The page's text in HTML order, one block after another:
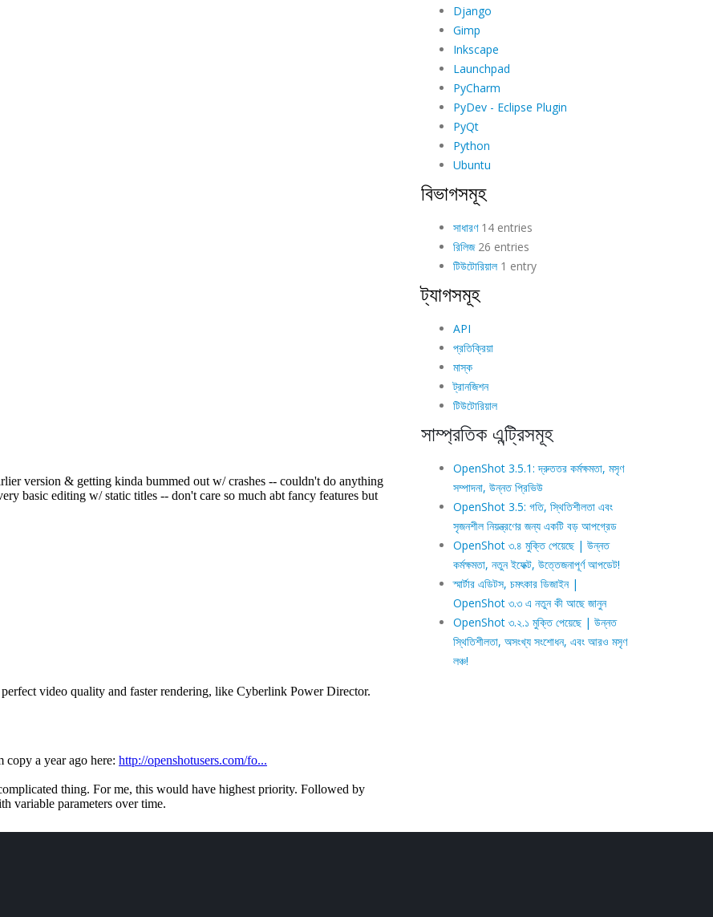
Django
Gimp
Inkscape
Launchpad
PyCharm
PyDev - Eclipse Plugin
PyQt
Python
Ubuntu
বিভাগসমূহ
সাধারণ14 entries
রিলিজ26 entries
টিউটোরিয়াল1 entry
ট্যাগসমূহ
API
প্রতিক্রিয়া
মাস্ক
ট্রানজিশন
টিউটোরিয়াল
সাম্প্রতিক এন্ট্রিসমূহ
OpenShot 3.5.1: দ্রুততর কর্মক্ষমতা, মসৃণ
সম্পাদনা, উন্নত প্রিভিউ
OpenShot 3.5: গতি, স্থিতিশীলতা এবং
সৃজনশীল নিয়ন্ত্রণের জন্য একটি বড় আপগ্রেড
OpenShot ৩.৪ মুক্তি পেয়েছে | উন্নত
কর্মক্ষমতা, নতুন ইফেক্ট, উত্তেজনাপূর্ণ আপডেট!
স্মার্টার এডিটস, চমৎকার ডিজাইন |
OpenShot ৩.৩ এ নতুন কী আছে জানুন
OpenShot ৩.২.১ মুক্তি পেয়েছে | উন্নত
স্থিতিশীলতা, অসংখ্য সংশোধন, এবং আরও মসৃণ
লঞ্চ!